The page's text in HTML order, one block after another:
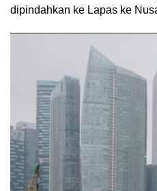
dipindahkan ke Lapas ke